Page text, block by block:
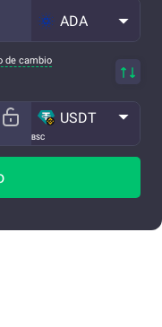
ADA
de cambio
BSC
USDT